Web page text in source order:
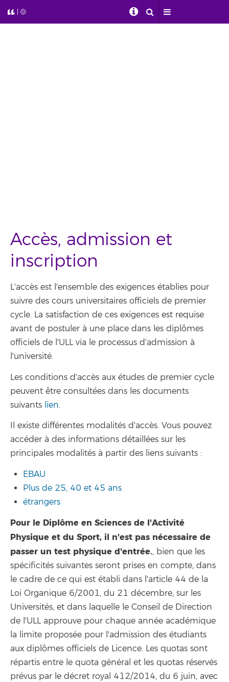
Accès, admission et
inscription
L'accès est l'ensemble des exigences établies pour
suivre des cours universitaires officiels de premier
cycle. La satisfaction de ces exigences est requise
avant de postuler à une place dans les diplômes
officiels de l'ULL via le processus d'admission à
l'université.
Les conditions d'accès aux études de premier cycle
peuvent être consultées dans les documents
suivants lien.
Il existe différentes modalités d'accès. Vous pouvez
accéder à des informations détaillées sur les
principales modalités à partir des liens suivants :
EBAU
Plus de 25, 40 et 45 ans
étrangers
Pour le Diplôme en Sciences de l'Activité
Physique et du Sport, il n'est pas nécessaire de
passer un test physique d'entrée., bien que les
spécificités suivantes seront prises en compte, dans
le cadre de ce qui est établi dans l'article 44 de la
Loi Organique 6/2001, du 21 décembre, sur les
Universités, et dans laquelle le Conseil de Direction
de l'ULL approuve pour chaque année académique
la limite proposée pour l'admission des étudiants
aux diplômes officiels de Licence. Les quotas sont
répartis entre le quota général et les quotas réservés
prévus par le décret royal 412/2014, du 6 juin, avec